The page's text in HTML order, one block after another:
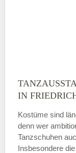
IN
Kostüme sind
denn wer
Tanzschuhen
Insbesondere